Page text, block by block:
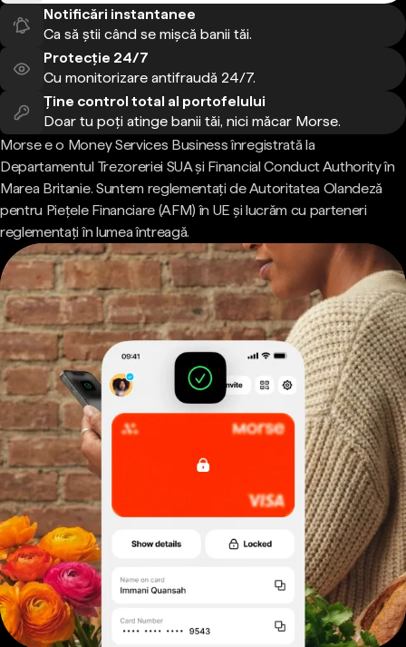
Notificări instantanee
Ca să știi când se mișcă banii tăi.
Protecție 24/7
Cu monitorizare antifraudă 24/7.
Ține control total al portofelului
Doar tu poți atinge banii tăi, nici măcar Morse.
Morse e o Money Services Business înregistrată la
Departamentul Trezoreriei SUA și Financial Conduct Authority în
Marea Britanie. Suntem reglementați de Autoritatea Olandeză
pentru Piețele Financiare (AFM) în UE și lucrăm cu parteneri
reglementați în lumea întreagă.